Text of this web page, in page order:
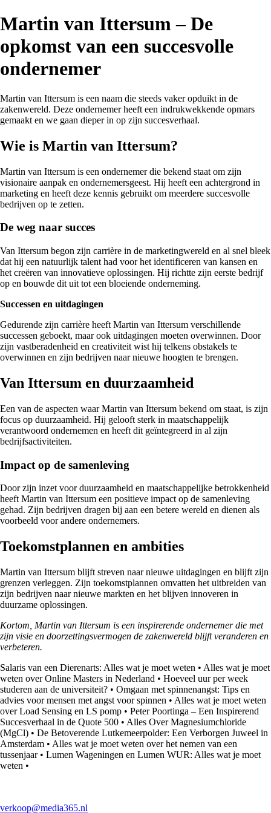
Martin van Ittersum – De
opkomst van een succesvolle
ondernemer
Martin van Ittersum is een naam die steeds vaker opduikt in de
zakenwereld. Deze ondernemer heeft een indrukwekkende opmars
gemaakt en we gaan dieper in op zijn succesverhaal.
Wie is Martin van Ittersum?
Martin van Ittersum is een ondernemer die bekend staat om zijn
visionaire aanpak en ondernemersgeest. Hij heeft een achtergrond in
marketing en heeft deze kennis gebruikt om meerdere succesvolle
bedrijven op te zetten.
De weg naar succes
Van Ittersum begon zijn carrière in de marketingwereld en al snel bleek
dat hij een natuurlijk talent had voor het identificeren van kansen en
het creëren van innovatieve oplossingen. Hij richtte zijn eerste bedrijf
op en bouwde dit uit tot een bloeiende onderneming.
Successen en uitdagingen
Gedurende zijn carrière heeft Martin van Ittersum verschillende
successen geboekt, maar ook uitdagingen moeten overwinnen. Door
zijn vastberadenheid en creativiteit wist hij telkens obstakels te
overwinnen en zijn bedrijven naar nieuwe hoogten te brengen.
Van Ittersum en duurzaamheid
Een van de aspecten waar Martin van Ittersum bekend om staat, is zijn
focus op duurzaamheid. Hij gelooft sterk in maatschappelijk
verantwoord ondernemen en heeft dit geïntegreerd in al zijn
bedrijfsactiviteiten.
Impact op de samenleving
Door zijn inzet voor duurzaamheid en maatschappelijke betrokkenheid
heeft Martin van Ittersum een positieve impact op de samenleving
gehad. Zijn bedrijven dragen bij aan een betere wereld en dienen als
voorbeeld voor andere ondernemers.
Toekomstplannen en ambities
Martin van Ittersum blijft streven naar nieuwe uitdagingen en blijft zijn
grenzen verleggen. Zijn toekomstplannen omvatten het uitbreiden van
zijn bedrijven naar nieuwe markten en het blijven innoveren in
duurzame oplossingen.
Kortom, Martin van Ittersum is een inspirerende ondernemer die met
zijn visie en doorzettingsvermogen de zakenwereld blijft veranderen en
verbeteren.
Salaris van een Dierenarts: Alles wat je moet weten • Alles wat je moet
weten over Online Masters in Nederland • Hoeveel uur per week
studeren aan de universiteit? • Omgaan met spinnenangst: Tips en
advies voor mensen met angst voor spinnen • Alles wat je moet weten
over Load Sensing en LS pomp • Peter Poortinga – Een Inspirerend
Succesverhaal in de Quote 500 • Alles Over Magnesiumchloride
(MgCl) • De Betoverende Lutkemeerpolder: Een Verborgen Juweel in
Amsterdam • Alles wat je moet weten over het nemen van een
tussenjaar• Lumen Wageningen en Lumen WUR: Alles wat je moet
weten •
verkoop@media365.nl